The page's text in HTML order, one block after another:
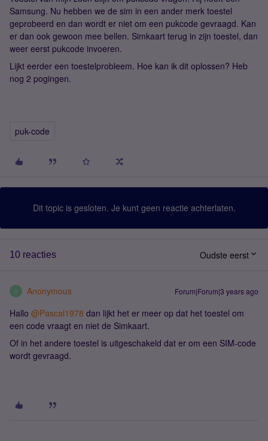
Samsung. Nu hebben we de sim in een ander merk toestel
geprobeerd en dan wordt er niet om een pukcode gevraagd. Kan
er dan ook gewoon mee bellen. Simkaart terug in zijn toestel, dan
weer eerst pukcode invoeren.
Lijkt eerder een toestelprobleem. Hoe kan ik dit oplossen? Heb
nog 2 pogingen.
puk-code
Dit topic is gesloten. Je kunt geen reactie achterlaten.
10 reacties Oudste eerst
A Anonymous Forum|Forum|3 years ago
Hallo @Pascal1978 dan lijkt het er meer op dat het toestel om
een code vraagt en niet de Simkaart.
Of in het andere toestel is uitgeschakeld dat er om een SIM-code
wordt gevraagd.